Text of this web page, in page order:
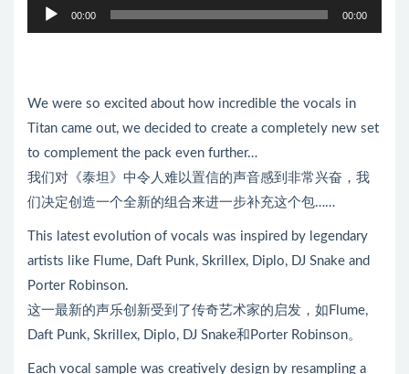
00:00 00:00
We were so excited about how incredible the vocals in
Titan came out, we decided to create a completely new set
to complement the pack even further…
我们对《泰坦》中令人难以置信的声音感到非常兴奋，我
们决定创造一个全新的组合来进一步补充这个包……
This latest evolution of vocals was inspired by legendary
artists like Flume, Daft Punk, Skrillex, Diplo, DJ Snake and
Porter Robinson.
这一最新的声乐创新受到了传奇艺术家的启发，如Flume,
Daft Punk, Skrillex, Diplo, DJ Snake和Porter Robinson。
Each vocal sample was creatively design by resampling a